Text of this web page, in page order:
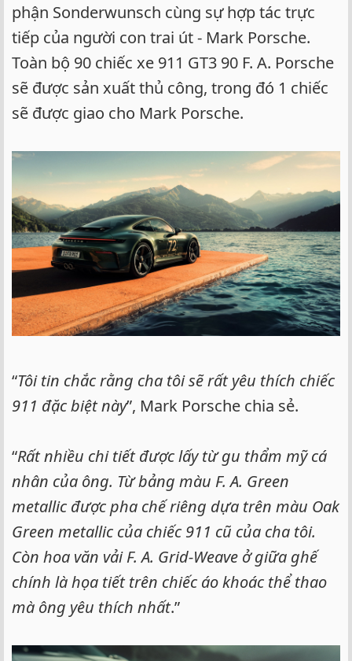
phận Sonderwunsch cùng sự hợp tác trực
tiếp của người con trai út - Mark Porsche.
Toàn bộ 90 chiếc xe 911 GT3 90 F. A. Porsche
sẽ được sản xuất thủ công, trong đó 1 chiếc
sẽ được giao cho Mark Porsche.
“Tôi tin chắc rằng cha tôi sẽ rất yêu thích chiếc
911 đặc biệt này”, Mark Porsche chia sẻ.
“Rất nhiều chi tiết được lấy từ gu thẩm mỹ cá
nhân của ông. Từ bảng màu F. A. Green
metallic được pha chế riêng dựa trên màu Oak
Green metallic của chiếc 911 cũ của cha tôi.
Còn hoa văn vải F. A. Grid-Weave ở giữa ghế
chính là họa tiết trên chiếc áo khoác thể thao
mà ông yêu thích nhất.”